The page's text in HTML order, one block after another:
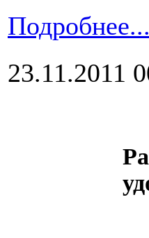
Подробнее...
23.11.2011